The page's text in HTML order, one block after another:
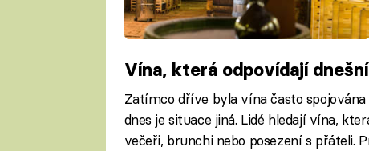
Vína, která odpovídají
Zatímco dříve byla vína často
dnes je situace jiná. Lidé hledají vína,
večeři, brunchi nebo posezení s přáteli.